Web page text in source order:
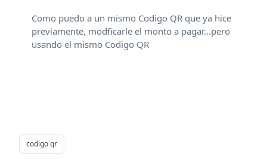
Como puedo a un mismo Codigo QR que ya hice
previamente, modficarle el monto a pagar...pero
usando el mismo Codigo QR
codigo qr